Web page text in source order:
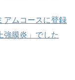
アムコースに登録
強膜炎」でした